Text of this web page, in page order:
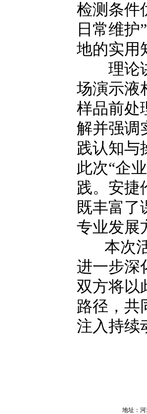
检测条件
日常维
地的实用
理论讲
场演示液
样品前处
解并强调
践认知与
此次“企
践。安捷
既丰富了
专业发展
本次活
进一步深
双方将以
路径，共
注入持续
地址：河